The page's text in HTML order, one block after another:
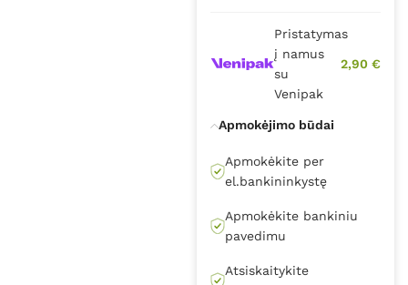
Pristatymas
į namus
su
Venipak
2,90 €
Apmokėjimo būdai
Apmokėkite per
el.bankininkystę
Apmokėkite bankiniu
pavedimu
Atsiskaitykite